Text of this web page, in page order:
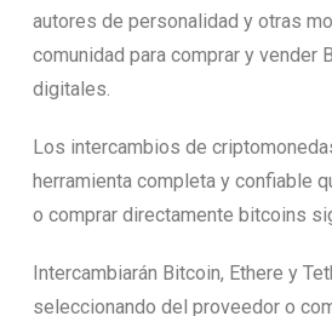
autores de personalidad y otras
comunidad para comprar y vender
digitales.
Los intercambios de
herramienta completa y confiable
o comprar directamente bitcoins
Intercambiarán Bitcoin, Ethere y
seleccionando del proveedor o